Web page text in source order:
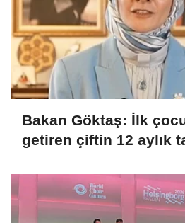
Bakan Göktaş: İlk
getiren çiftin 12 aylık